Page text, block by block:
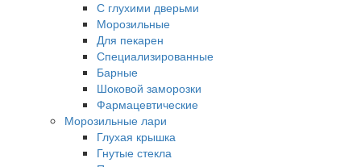
С глухими дверьми
Морозильные
Для пекарен
Специализированные
Барные
Шоковой заморозки
Фармацевтические
Морозильные лари
Глухая крышка
Гнутые стекла